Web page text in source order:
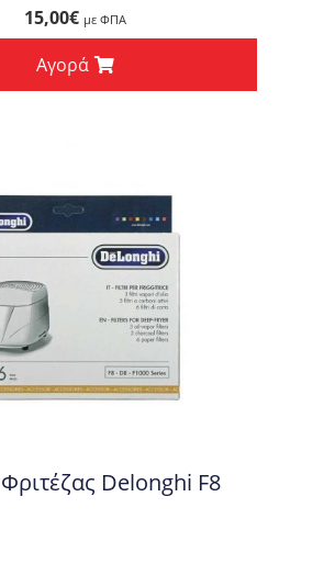
15,00€ με ΦΠΑ
Αγορά
Delonghi F8